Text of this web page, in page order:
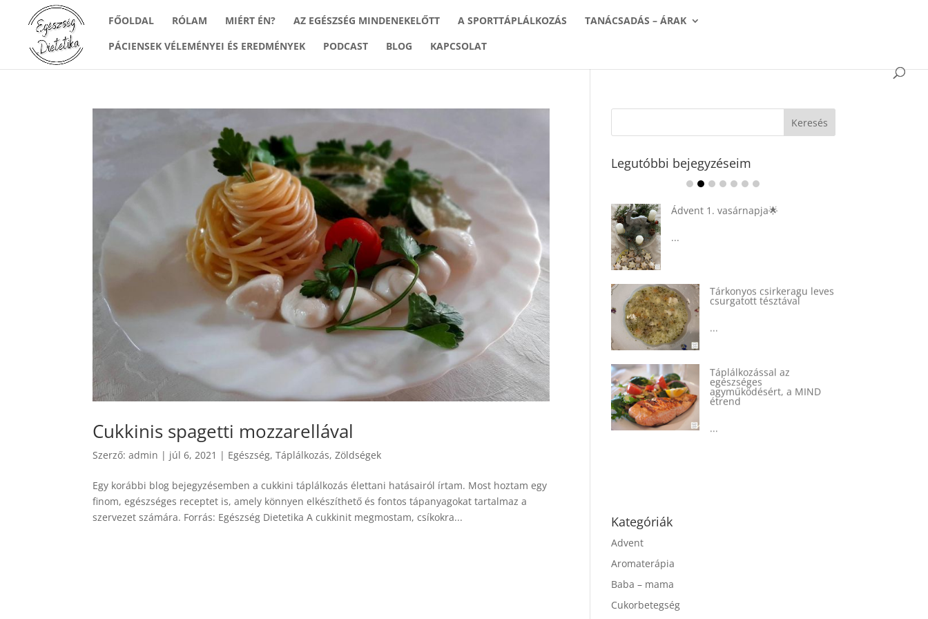
FŐOLDAL RÓLAM MIÉRT ÉN? AZ EGÉSZSÉG MINDENEKELŐTT A SPORTTÁPLÁLKOZÁS
TANÁCSADÁS – ÁRAK
PÁCIENSEK VÉLEMÉNYEI ÉS EREDMÉNYEK
PODCAST BLOG KAPCSOLAT
Cukkinis spagetti mozzarellával
Szerző:admin | júl 6, 2021 | Egészség,Táplálkozás,Zöldségek
Egy korábbi blog bejegyzésemben a cukkini táplálkozás élettani hatásairól írtam. Most hoztam egy
finom, egészséges receptet is, amely könnyen elkészíthető és fontos tápanyagokat tartalmaz a
szervezet számára. Forrás: Egészség Dietetika A cukkinit megmostam, csíkokra...
Legutóbbi bejegyzéseim
Ádvent 1. vasárnapja🌟
Tárkonyos csirkeragu leves
csurgatott tésztával
Táplálkozással az
egészséges
agyműködésért, a MIND
étrend
Kategóriák
Advent
Aromaterápia
Baba – mama
Cukorbetegség